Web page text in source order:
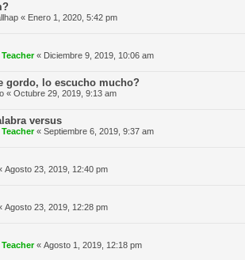
« Enero 1, 2020, 5:42 pm
« Diciembre 9, 2019, 10:06 am
gordo, lo escucho mucho?
« Octubre 29, 2019, 9:13 am
versus
« Septiembre 6, 2019, 9:37 am
Agosto 23, 2019, 12:40 pm
Agosto 23, 2019, 12:28 pm
« Agosto 1, 2019, 12:18 pm